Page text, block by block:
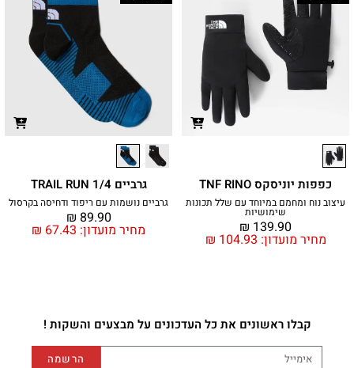
כפפות יוניסקס TNF RINO
עיצוב נוח ומחמם במיוחד עם שלל תכונות
שימושיות
מחיר מועדון: ₪ 104.93
₪ 139.90
גרביים TRAIL RUN 1/4
גרביים נושמות עם ריפוד ודחיסה בקרסול
מחיר מועדון: ₪ 67.43
₪ 89.90
קבלו ראשונים את כל העדכונים על מבצעים והשקות !
הרשמה